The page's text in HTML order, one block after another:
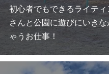
初心者でもできるライテ
さんと公園に遊びにいき
ゃうお仕事！